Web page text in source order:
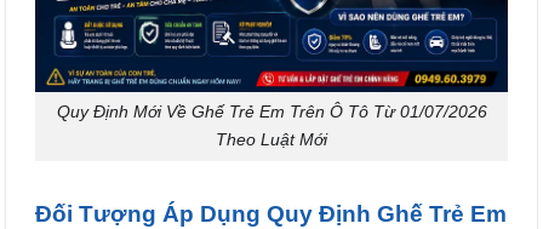
Quy Định Mới Về Ghế Trẻ Em Trên Ô Tô Từ 01/07/2026
Theo Luật Mới
Đối Tượng Áp Dụng Quy Định Ghế Trẻ Em